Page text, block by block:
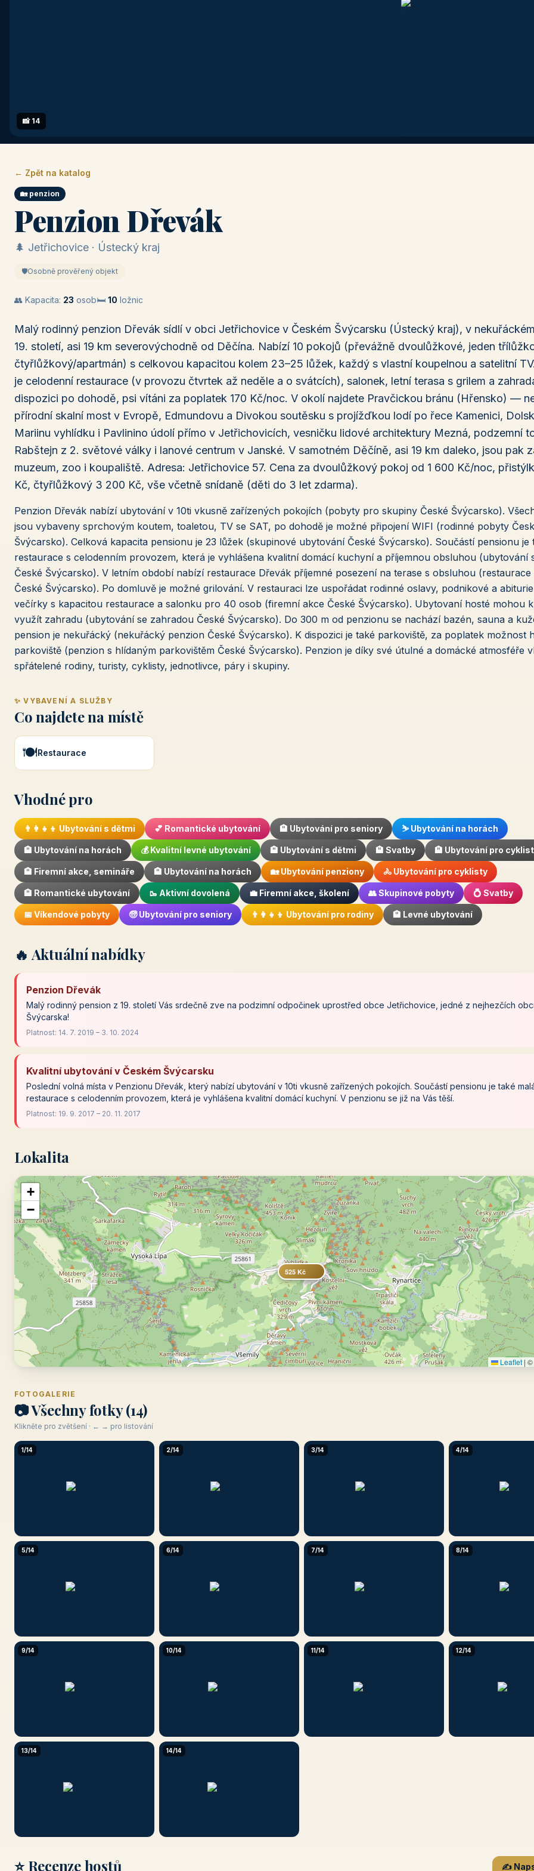
📸 14
← Zpět na katalog
🏡 penzion
Penzion Dřevák
🌲 Jetřichovice · Ústecký kraj
🛡️Osobně prověřený objekt
👥 Kapacita: 23 osob🛏️ 10 ložnic
Malý rodinný penzion Dřevák sídlí v obci Jetřichovice v Českém Švýcarsku (Ústecký kraj), v
19. století, asi 19 km severovýchodně od Děčína. Nabízí 10 pokojů (převážně dvoulůžkové, jeden
čtyřlůžkový/apartmán) s celkovou kapacitou kolem 23–25 lůžek, každý s vlastní koupelnou a satelitní
je celodenní restaurace (v provozu čtvrtek až neděle a o svátcích), salonek, letní terasa s grilem a
dispozici po dohodě, psi vítáni za poplatek 170 Kč/noc. V okolí najdete Pravčickou bránu (Hřensko) —
přírodní skalní most v Evropě, Edmundovu a Divokou soutěsku s projížďkou lodí po řece Kamenici,
Mariinu vyhlídku i Pavlinino údolí přímo v Jetřichovicích, vesničku lidové architektury Mezná, podzemní
Rabštejn z 2. světové války i lanové centrum v Janské. V samotném Děčíně, asi 19 km daleko, jsou pak
muzeum, zoo i koupaliště. Adresa: Jetřichovice 57. Cena za dvoulůžkový pokoj od 1 600 Kč/noc,
Kč, čtyřlůžkový 3 200 Kč, vše včetně snídaně (děti do 3 let zdarma).
Penzion Dřevák nabízí ubytování v 10ti vkusně zařízených pokojích (pobyty pro skupiny České Švýcarsko).
jsou vybaveny sprchovým koutem, toaletou, TV se SAT, po dohodě je možné připojení WIFI (rodinné pobyty
Švýcarsko). Celková kapacita pensionu je 23 lůžek (skupinové ubytování České Švýcarsko). Součástí pensionu je
restaurace s celodenním provozem, která je vyhlášena kvalitní domácí kuchyní a příjemnou obsluhou (ubytování
České Švýcarsko). V letním období nabízí restaurace Dřevák příjemné posezení na terase s obsluhou
České Švýcarsko). Po domluvě je možné grilování. V restauraci lze uspořádat rodinné oslavy, podnikové a
večírky s kapacitou restaurace a salonku pro 40 osob (firemní akce České Švýcarsko). Ubytovaní hosté mohou
využít zahradu (ubytování se zahradou České Švýcarsko). Do 300 m od penzionu se nachází bazén, sauna a
pension je nekuřácký (nekuřácký penzion České Švýcarsko). K dispozici je také parkoviště, za poplatek možnost
parkoviště (penzion s hlídaným parkovištěm České Švýcarsko). Penzion je díky své útulné a domácké atmosféře
spřátelené rodiny, turisty, cyklisty, jednotlivce, páry i skupiny.
✨ VYBAVENÍ A SLUŽBY
Co najdete na místě
🍽️Restaurace
Vhodné pro
👨‍👩‍👧‍👦 Ubytování s dětmi 💕 Romantické ubytování 🏨 Ubytování pro seniory ⛷️ Ubytování na horách
🏨 Ubytování na horách 💰 Kvalitní levné ubytování 🏨 Ubytování s dětmi 🏨 Svatby 🏨 Ubytování pro
🏨 Firemní akce, semináře 🏨 Ubytování na horách 🏡 Ubytování penziony 🚴 Ubytování pro cyklisty
🏨 Romantické ubytování 🥾 Aktivní dovolená 💼 Firemní akce, školení 👥 Skupinové pobyty 💍 Svatby
📅 Víkendové pobyty 🧓 Ubytování pro seniory 👨‍👩‍👧‍👦 Ubytování pro rodiny 🏨 Levné ubytování
🔥 Aktuální nabídky
Penzion Dřevák
Malý rodinný pension z 19. století Vás srdečně zve na podzimní odpočinek uprostřed obce Jetřichovice, jedné z nejhezčích
Švýcarska!
Platnost: 14. 7. 2019 – 3. 10. 2024
Kvalitní ubytování v Českém Švýcarsku
Poslední volná místa v Penzionu Dřevák, který nabízí ubytování v 10ti vkusně zařízených pokojích. Součástí pensionu je také
restaurace s celodenním provozem, která je vyhlášena kvalitní domácí kuchyní. V penzionu se již na Vás těší.
Platnost: 19. 9. 2017 – 20. 11. 2017
Lokalita
525 Kč
+
−
Leaflet | ©
FOTOGALERIE
📷 Všechny fotky (14)
Klikněte pro zvětšení · ← → pro listování
1/14 2/14 3/14 4/14
5/14 6/14 7/14 8/14
9/14 10/14 11/14 12/14
13/14 14/14
⭐ Recenze hostů ✍️